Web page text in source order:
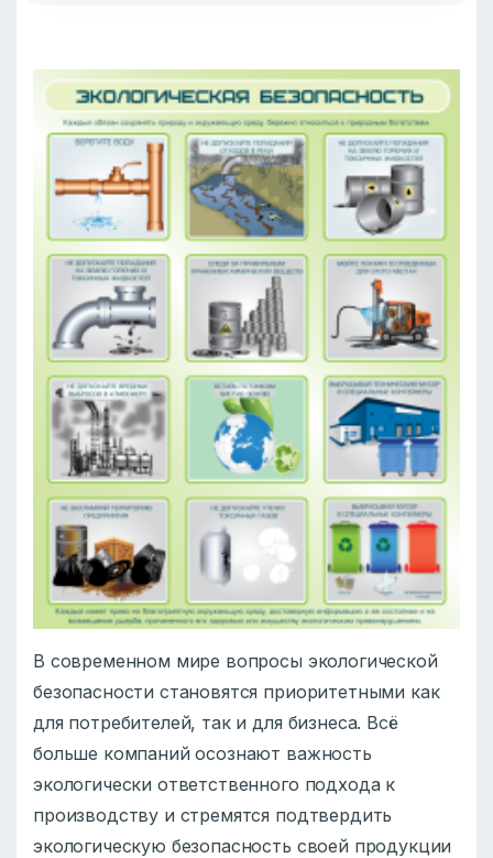
В современном мире вопросы экологической
безопасности становятся приоритетными как
для потребителей, так и для бизнеса. Всё
больше компаний осознают важность
экологически ответственного подхода к
производству и стремятся подтвердить
экологическую безопасность своей продукции